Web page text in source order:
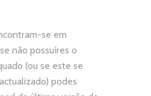
se em
não possuíres o
(ou se este se
podes